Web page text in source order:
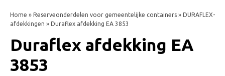
Home » Reserveonderdelen voor gemeentelijke containers » DURAFLEX-
afdekkingen » Duraflex afdekking EA 3853
Duraflex afdekking EA
3853